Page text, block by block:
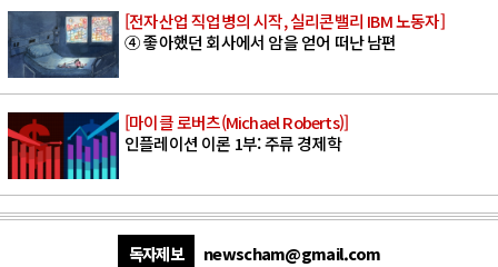
[전자산업 직업병의 시작, 실리콘밸리 IBM 노동자]
④ 좋아했던 회사에서 암을 얻어 떠난 남편
[마이클 로버츠(Michael Roberts)]
인플레이션 이론 1부: 주류 경제학
독자제보 newscham@gmail.com